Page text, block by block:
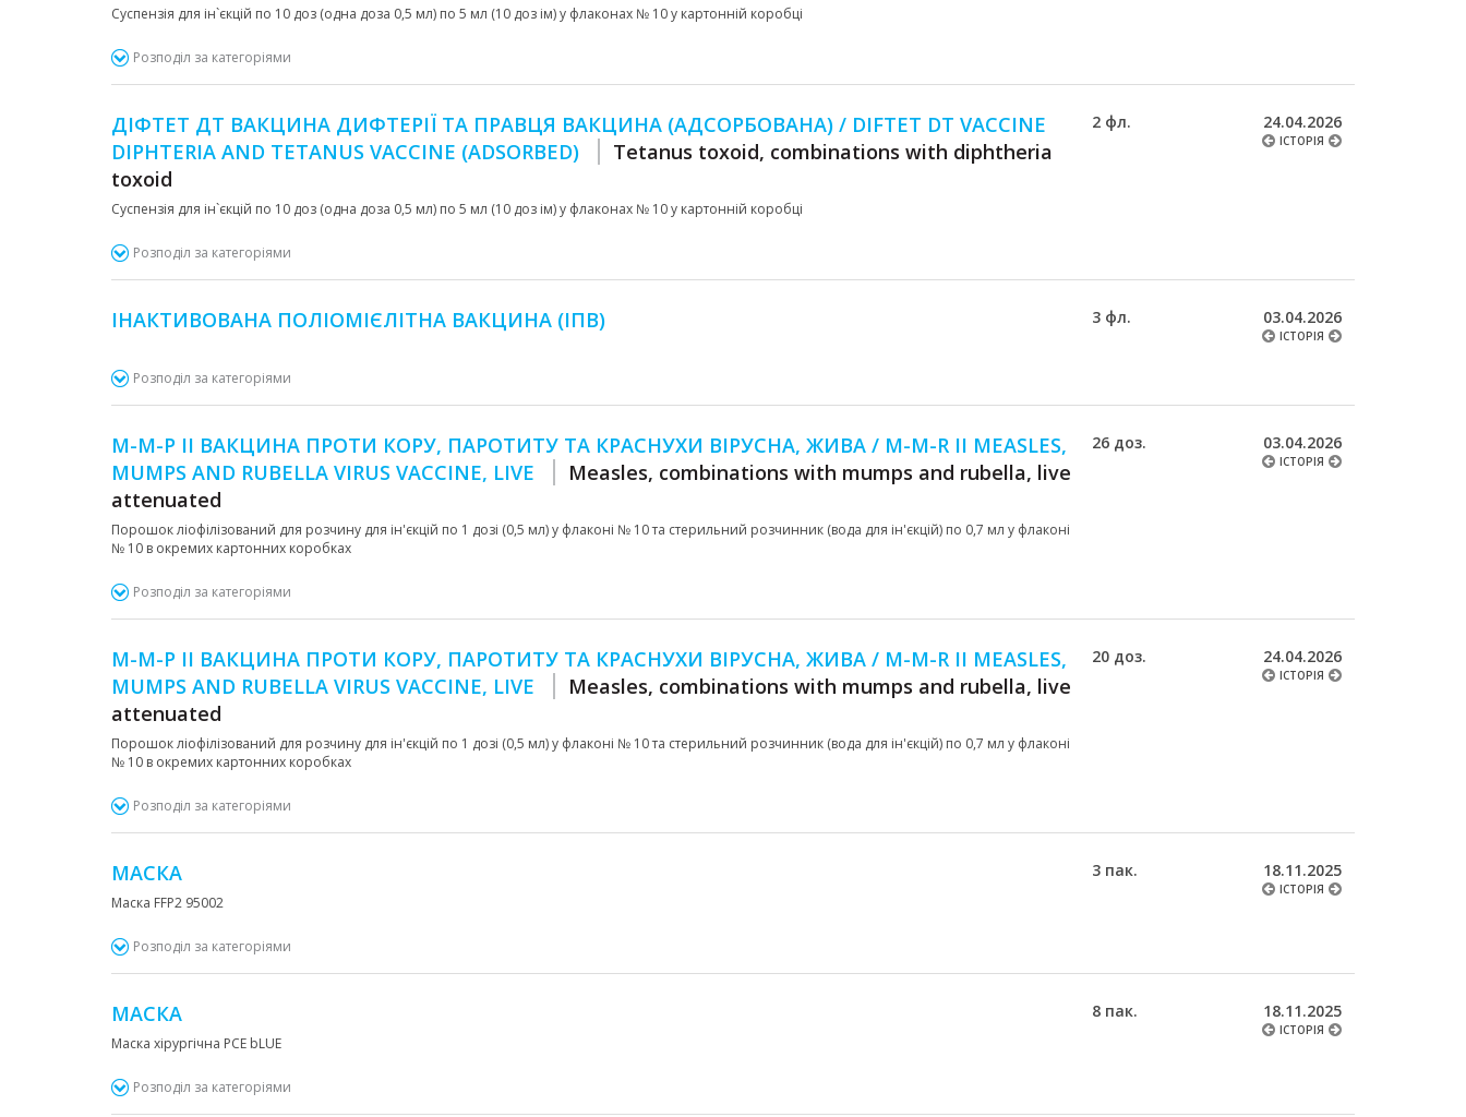
Суспензія для ін`єкцій по 10 доз (одна доза 0,5 мл) по 5 мл (10 доз ім) у флаконах № 10 у картонній коробці
Розподіл за категоріями
ДІФТЕТ ДТ ВАКЦИНА ДИФТЕРІЇ ТА ПРАВЦЯ ВАКЦИНА (АДСОРБОВАНА) / DIFTET DT VACCINE
DIPHTERIA AND TETANUS VACCINE (ADSORBED)
Tetanus toxoid, combinations with diphtheria
toxoid
Суспензія для ін`єкцій по 10 доз (одна доза 0,5 мл) по 5 мл (10 доз ім) у флаконах № 10 у картонній коробці
2 фл. 24.04.2026
ІСТОРІЯ
Розподіл за категоріями
ІНАКТИВОВАНА ПОЛІОМІЄЛІТНА ВАКЦИНА (ІПВ) 3 фл. 03.04.2026
ІСТОРІЯ
Розподіл за категоріями
М-М-Р ІІ ВАКЦИНА ПРОТИ КОРУ, ПАРОТИТУ ТА КРАСНУХИ ВІРУСНА, ЖИВА / М-М-R ІІ MEASLES,
MUMPS AND RUBELLA VIRUS VACCINE, LIVE
Measles, combinations with mumps and rubella, live
attenuated
Порошок ліофілізований для розчину для ін'єкцій по 1 дозі (0,5 мл) у флаконі № 10 та стерильний розчинник (вода для ін'єкцій) по 0,7 мл у флаконі
№ 10 в окремих картонних коробках
26 доз. 03.04.2026
ІСТОРІЯ
Розподіл за категоріями
М-М-Р ІІ ВАКЦИНА ПРОТИ КОРУ, ПАРОТИТУ ТА КРАСНУХИ ВІРУСНА, ЖИВА / М-М-R ІІ MEASLES,
MUMPS AND RUBELLA VIRUS VACCINE, LIVE
Measles, combinations with mumps and rubella, live
attenuated
Порошок ліофілізований для розчину для ін'єкцій по 1 дозі (0,5 мл) у флаконі № 10 та стерильний розчинник (вода для ін'єкцій) по 0,7 мл у флаконі
№ 10 в окремих картонних коробках
20 доз. 24.04.2026
ІСТОРІЯ
Розподіл за категоріями
МАСКА
Маска FFP2 95002
3 пак. 18.11.2025
ІСТОРІЯ
Розподіл за категоріями
МАСКА
Маска хірургічна РСЕ bLUE
8 пак. 18.11.2025
ІСТОРІЯ
Розподіл за категоріями